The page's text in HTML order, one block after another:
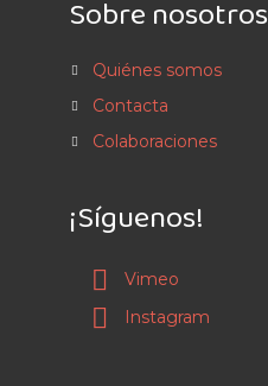
Sobre nosotros
Quiénes somos
Contacta
Colaboraciones
¡Síguenos!
Vimeo
Instagram